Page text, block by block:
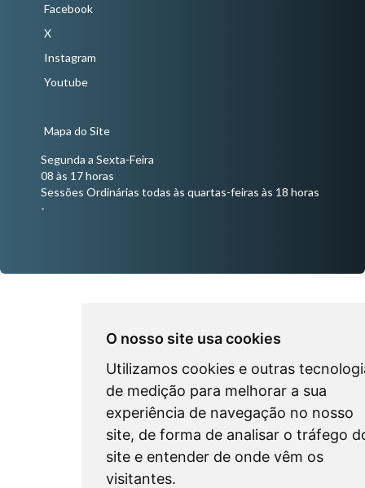
O nosso site usa cookies
Utilizamos cookies e outras
de medição para melhorar a sua
experiência de navegação no nosso
site, de forma de analisar o tráfego
site e entender de onde vêm os
visitantes.
Facebook
X
Instagram
Youtube
Mapa do Site
Segunda a Sexta-Feira
08 às 17 horas
Sessões Ordinárias todas às quartas-feiras às 18 horas
-